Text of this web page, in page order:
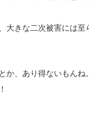
きな二次被害には至
か、あり得ないもんね。